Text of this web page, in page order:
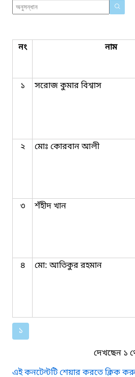
নং নাম
১ সরোজ কুমার বিশ্বাস
২
মোঃ কোরবান আলী
৩ শঁহীদ খান
৪ মো: আতিকুর রহমান
১
দেখছেন ১
এই কনটেন্টটি শেয়ার করতে ক্লিক